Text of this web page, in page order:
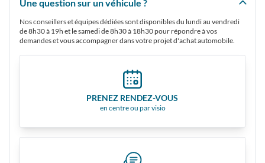
Une question sur un véhicule ?
Nos conseillers et équipes dédiées sont disponibles du lundi au vendredi
de 8h30 à 19h et le samedi de 8h30 à 18h30 pour répondre à vos
demandes et vous accompagner dans votre projet d'achat automobile.
PRENEZ RENDEZ-VOUS
en centre ou par visio